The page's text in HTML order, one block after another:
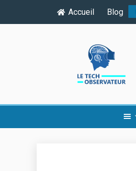
Accueil Blog